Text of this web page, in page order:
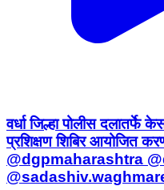
वर्धा जिल्हा पोलीस
प्रशिक्षण शिबिर आयोजित
@dgpmaharashtra